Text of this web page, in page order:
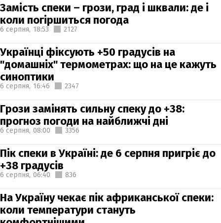
Замість спеки – грози, град і шквали: де і
коли погіршиться погода
6 серпня, 18:53 2127
Українці фіксують +50 градусів на
"домашніх" термометрах: що на це кажуть
синоптики
6 серпня, 16:46 2347
Грози замінять сильну спеку до +38:
прогноз погоди на найближчі дні
6 серпня, 08:00 3356
Пік спеки в Україні: де 6 серпня пригріє до
+38 градусів
6 серпня, 06:40 836
На Україну чекає пік африканської спеки:
коли температури стануть